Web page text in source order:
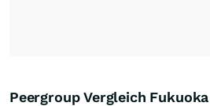
Peergroup Vergleich